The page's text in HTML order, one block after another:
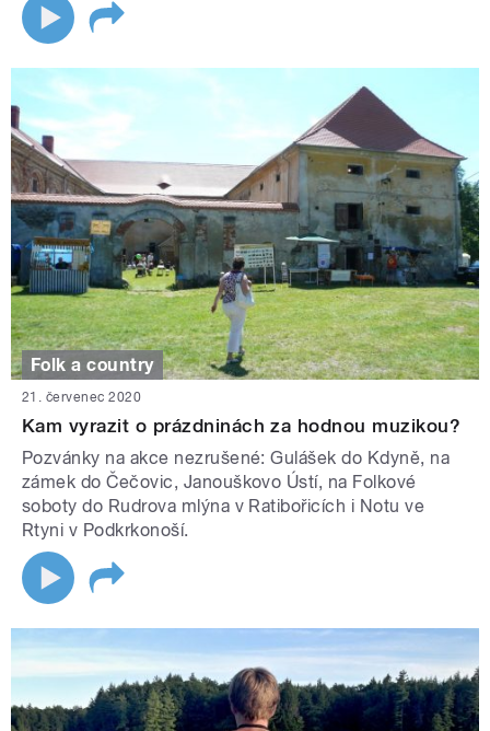
Folk a country
21. červenec 2020
Kam vyrazit o prázdninách za hodnou muzikou?
Pozvánky na akce nezrušené: Gulášek do Kdyně, na
zámek do Čečovic, Janouškovo Ústí, na Folkové
soboty do Rudrova mlýna v Ratibořicích i Notu ve
Rtyni v Podkrkonoší.